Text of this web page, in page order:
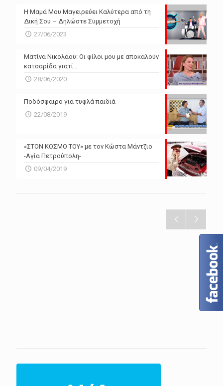
Η Μαμά Μου Μαγειρεύει Καλύτερα από τη
Δική Σου – Δηλώστε Συμμετοχή
27/06/2023
Ματίνα Νικολάου: Οι φίλοι μου με αποκαλούν
κατσαρίδα γιατί…
28/06/2020
Ποδόσφαιρο για τυφλά παιδιά
22/08/2019
«ΣΤΟΝ ΚΟΣΜΟ ΤΟΥ» με τον Κώστα Μάντζιο
-Αγία Πετρούπολη-
09/04/2019